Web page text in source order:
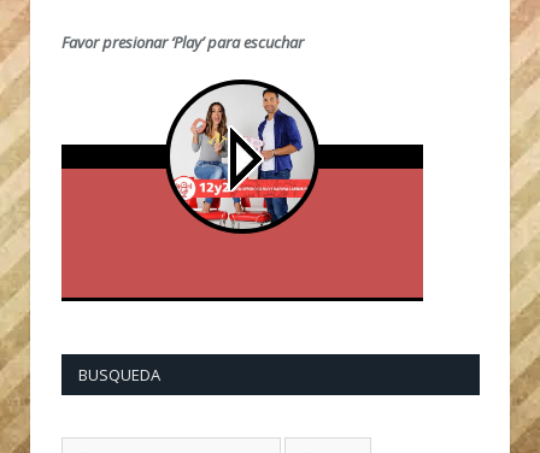
Favor presionar ‘Play’ para escuchar
BUSQUEDA